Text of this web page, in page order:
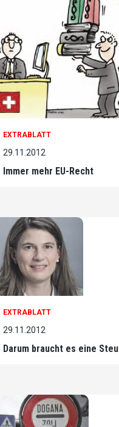
EXTRABLATT
29.11.2012
Immer mehr EU-Recht
EXTRABLATT
29.11.2012
Darum braucht es eine